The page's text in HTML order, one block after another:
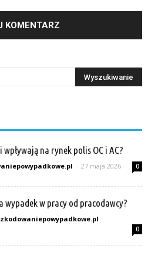
na rynek polis OC i AC?
- 27 maja 2026 0
wypadek w pracy od pracodawcy?
-
0